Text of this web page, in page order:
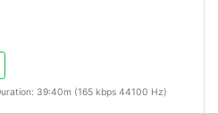
39:40m (165 kbps 44100 Hz)